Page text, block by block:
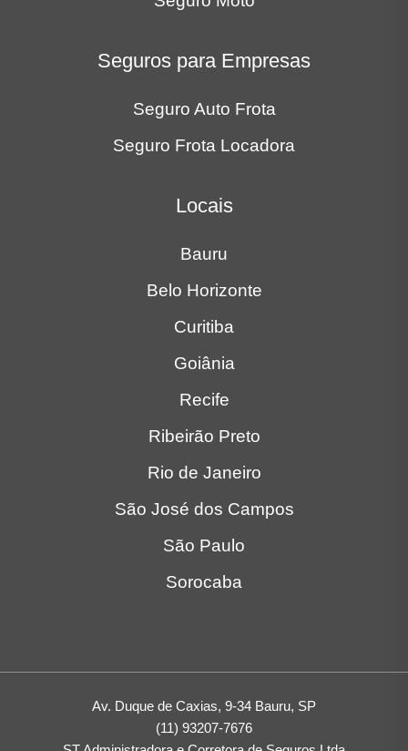
Seguros para Empresas
Seguro Auto Frota
Seguro Frota Locadora
Locais
Bauru
Belo Horizonte
Curitiba
Goiânia
Recife
Ribeirão Preto
Rio de Janeiro
São José dos Campos
São Paulo
Sorocaba
Av. Duque de Caxias, 9-34 Bauru, SP
(11) 93207-7676